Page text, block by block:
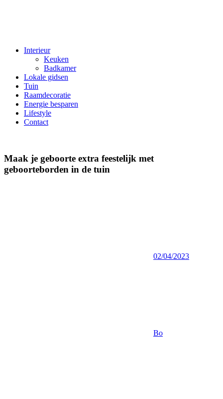
Interieur
Keuken
Badkamer
Lokale gidsen
Tuin
Raamdecoratie
Energie besparen
Lifestyle
Contact
Maak je geboorte extra feestelijk met
geboorteborden in de tuin
02/04/2023
Bo